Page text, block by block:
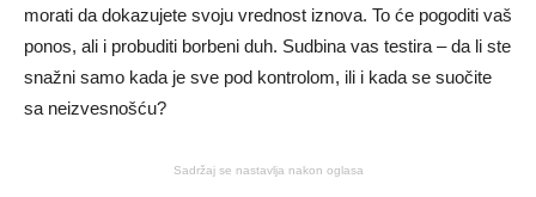
morati da dokazujete svoju vrednost iznova. To će pogoditi vaš
ponos, ali i probuditi borbeni duh. Sudbina vas testira – da li ste
snažni samo kada je sve pod kontrolom, ili i kada se suočite
sa neizvesnošću?
Sadržaj se nastavlja nakon oglasa